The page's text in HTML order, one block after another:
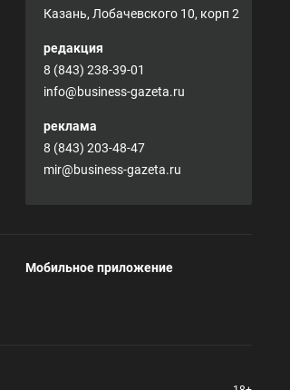
Казань, Лобачевского 10, корп 2
редакция
8 (843) 238-39-01
info@business-gazeta.ru
реклама
8 (843) 203-48-47
mir@business-gazeta.ru
Мобильное приложение